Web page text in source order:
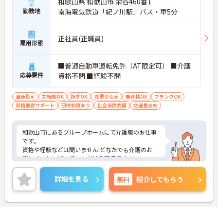
勤務地
南海電気鉄道「紀ノ川駅」バス・車5分
雇用形態 正社員(正職員)
応募要件
■普通自動車運転免許（AT限定可） ■介護
資格不問 ■経験不問
車通勤可 未経験OK 新卒OK 残業少なめ 無資格OK
ブランクOK
資格取得サポート
研修制度あり 社会保険完備 交通費支給
和歌山市にあるグループホームにて介護職のお仕事
です。
資格や経験などは問いません!どなたでも介護のお仕
事にチャレンジしていただける環境ですよ!
週休2日制で残業はほぼありません。リフレッシュ
しながら、仕事もプライベートも充実した毎日を送
ることができます♪
ご興味がある方は是非一度マイナビまでお問い合わ
せください。さらに詳細などお伝えします！
詳細を見る 無料 紹介してもらう